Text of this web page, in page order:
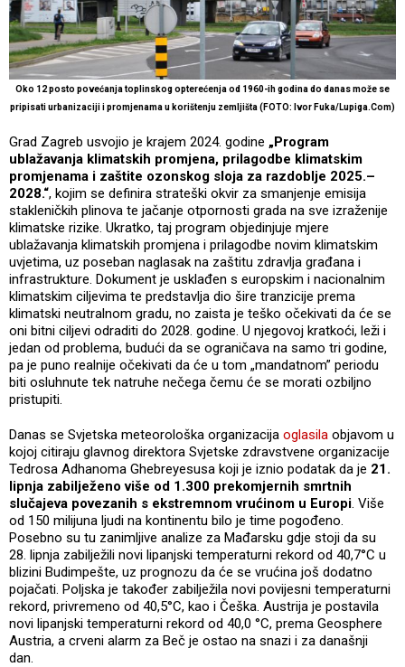
Oko 12 posto povećanja toplinskog opterećenja od 1960-ih godina do danas može se
pripisati urbanizaciji i promjenama u korištenju zemljišta (FOTO: Ivor Fuka/Lupiga.Com)
Grad Zagreb usvojio je krajem 2024. godine „Program
ublažavanja klimatskih promjena, prilagodbe klimatskim
promjenama i zaštite ozonskog sloja za razdoblje 2025.–
2028.“, kojim se definira strateški okvir za smanjenje emisija
stakleničkih plinova te jačanje otpornosti grada na sve izraženije
klimatske rizike. Ukratko, taj program objedinjuje mjere
ublažavanja klimatskih promjena i prilagodbe novim klimatskim
uvjetima, uz poseban naglasak na zaštitu zdravlja građana i
infrastrukture. Dokument je usklađen s europskim i nacionalnim
klimatskim ciljevima te predstavlja dio šire tranzicije prema
klimatski neutralnom gradu, no zaista je teško očekivati da će se
oni bitni ciljevi odraditi do 2028. godine. U njegovoj kratkoći, leži i
jedan od problema, budući da se ograničava na samo tri godine,
pa je puno realnije očekivati da će u tom „mandatnom” periodu
biti osluhnute tek natruhe nečega čemu će se morati ozbiljno
pristupiti.
Danas se Svjetska meteorološka organizacija oglasila objavom u
kojoj citiraju glavnog direktora Svjetske zdravstvene organizacije
Tedrosa Adhanoma Ghebreyesusa koji je iznio podatak da je 21.
lipnja zabilježeno više od 1.300 prekomjernih smrtnih
slučajeva povezanih s ekstremnom vrućinom u Europi. Više
od 150 milijuna ljudi na kontinentu bilo je time pogođeno.
Posebno su tu zanimljive analize za Mađarsku gdje stoji da su
28. lipnja zabilježili novi lipanjski temperaturni rekord od 40,7°C u
blizini Budimpešte, uz prognozu da će se vrućina još dodatno
pojačati. Poljska je također zabilježila novi povijesni temperaturni
rekord, privremeno od 40,5°C, kao i Češka. Austrija je postavila
novi lipanjski temperaturni rekord od 40,0 °C, prema Geosphere
Austria, a crveni alarm za Beč je ostao na snazi i za današnji
dan.